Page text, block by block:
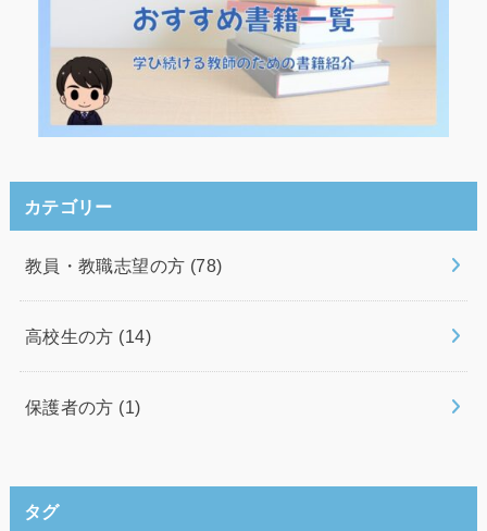
カテゴリー
教員・教職志望の方 (78)
高校生の方 (14)
保護者の方 (1)
タグ